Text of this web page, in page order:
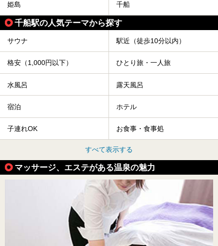
姫島 千船
千船駅の人気テーマから探す
サウナ 駅近（徒歩10分以内）
格安（1,000円以下） ひとり旅・一人旅
水風呂 露天風呂
宿泊 ホテル
子連れOK お食事・食事処
すべて表示する
マッサージ、エステがある温泉の魅力